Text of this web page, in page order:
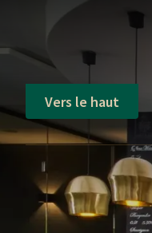
Vers le haut